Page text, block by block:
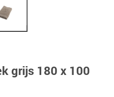
grijs 180 x 100